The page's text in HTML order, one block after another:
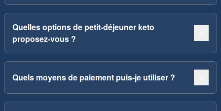
Quelles options de petit-déjeuner keto
proposez-vous ?
Quels moyens de paiement puis-je utiliser ?